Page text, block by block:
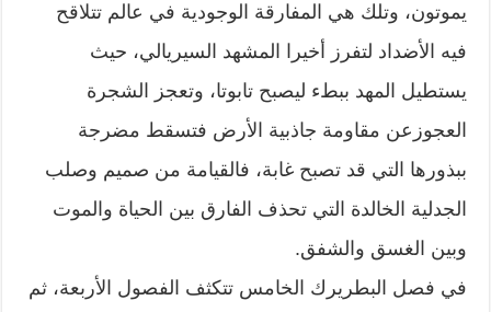
يموتون، وتلك هي المفارقة الوجودية في عالم تتلاقح
فيه الأضداد لتفرز أخيرا المشهد السيريالي، حيث
يستطيل المهد ببطء ليصبح تابوتا، وتعجز الشجرة
العجوزعن مقاومة جاذبية الأرض فتسقط مضرجة
ببذورها التي قد تصبح غابة، فالقيامة من صميم وصلب
الجدلية الخالدة التي تحذف الفارق بين الحياة والموت
وبين الغسق والشفق.
في فصل البطريرك الخامس تتكثف الفصول الأربعة، ثم